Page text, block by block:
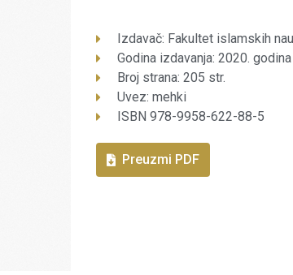
Izdavač: Fakultet islamskih
Godina izdavanja: 2020. godina
Broj strana: 205 str.
Uvez: mehki
ISBN 978-9958-622-88-5
Preuzmi PDF